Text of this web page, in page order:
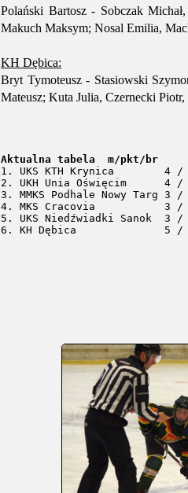
Polański Bartosz - Sobczak
Makuch Maksym; Nosal Emilia,
KH Dębica:
Bryt Tymoteusz - Stasiowski
Mateusz; Kuta Julia, Czernecki
Aktualna tabela  m/pkt/br
1. UKS KTH Krynica        4 /
2. UKH Unia Oświęcim      4
3. MMKS Podhale Nowy Targ 3
4. MKS Cracovia           3 /
5. UKS Niedźwiadki Sanok  3